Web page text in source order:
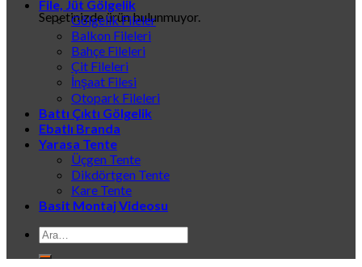
Sepetinizde ürün bulunmuyor.
File, Jüt Gölgelik
Gölgelik Fileler
Balkon Fileleri
Bahçe Fileleri
Çit Fileleri
İnşaat Filesi
Otopark Fileleri
Battı Çıktı Gölgelik
Ebatlı Branda
Yarasa Tente
Üçgen Tente
Dikdörtgen Tente
Kare Tente
Basit Montaj Videosu
Ara: